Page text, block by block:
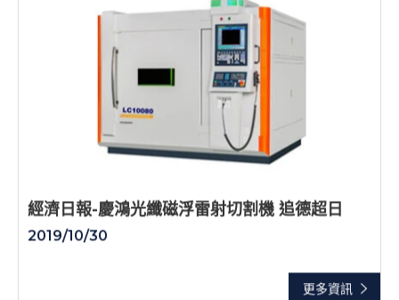
更多資訊
經濟日報-慶鴻光纖磁浮雷射切割機 追德超日
2019/10/30